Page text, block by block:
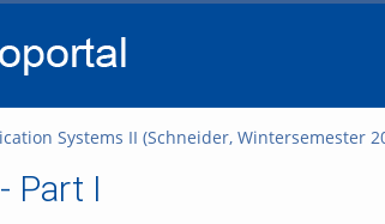
Systems II (Schneider, Wintersemester
Part I